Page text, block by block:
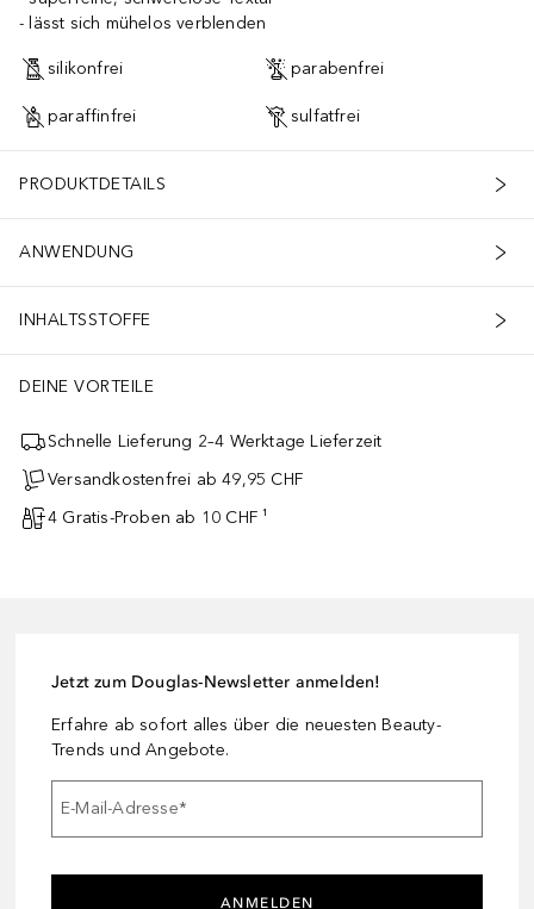
lässt sich mühelos verblenden
silikonfrei parabenfrei
paraffinfrei sulfatfrei
PRODUKTDETAILS
ANWENDUNG
INHALTSSTOFFE
DEINE VORTEILE
Schnelle Lieferung 2–4 Werktage Lieferzeit
Versandkostenfrei ab 49,95 CHF
4 Gratis-Proben ab 10 CHF ¹
Jetzt zum Douglas-Newsletter anmelden!
Erfahre ab sofort alles über die neuesten Beauty-
Trends und Angebote.
E-Mail-Adresse*
ANMELDEN